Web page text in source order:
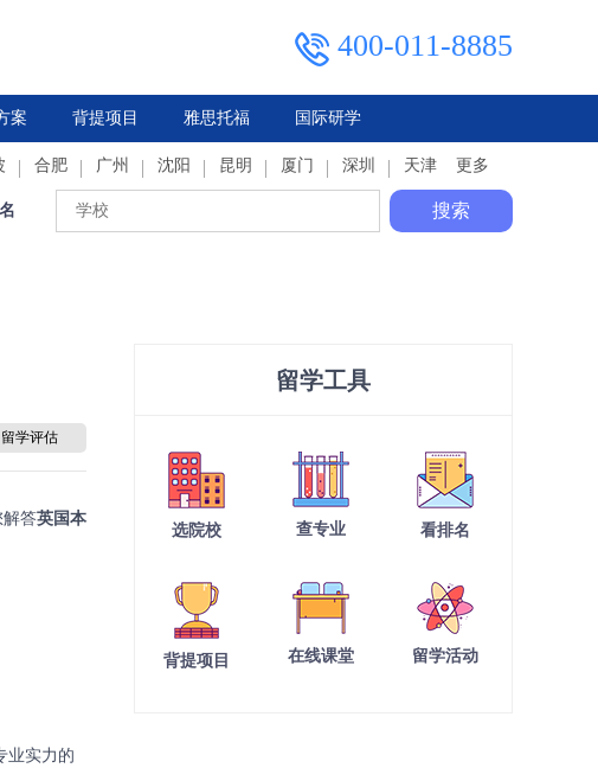
400-011-8885
瑞典 俄罗斯
韩国 马来西亚 泰国
案 背提项目 雅思托福 国际研学
合肥 广州 沈阳 昆明 厦门 深圳 天津 更多
搜索
留学评估
解答英国本
业实力的
留学工具
选院校 查专业 看排名
背提项目 在线课堂 留学活动